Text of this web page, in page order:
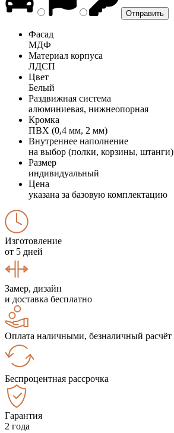
Фасад
МДФ
Материал корпуса
ЛДСП
Цвет
Белый
Раздвижная система
алюминиевая, нижнеопорная
Кромка
ПВХ (0,4 мм, 2 мм)
Внутреннее наполнение
на выбор (полки, корзины, штанги)
Размер
индивидуальный
Цена
указана за базовую комплектацию
Изготовление
от 5 дней
Замер, дизайн
и доставка бесплатно
Оплата наличными, безналичный расчёт
Беспроцентная рассрочка
Гарантия
2 года